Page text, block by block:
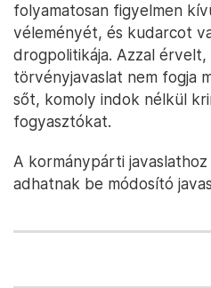
folyamatosan figyelmen
véleményét, és kudarcot
drogpolitikája. Azzal érvelt,
törvényjavaslat nem fogja
sőt, komoly indok nélkül
fogyasztókat.
A kormánypárti
adhatnak be módosító